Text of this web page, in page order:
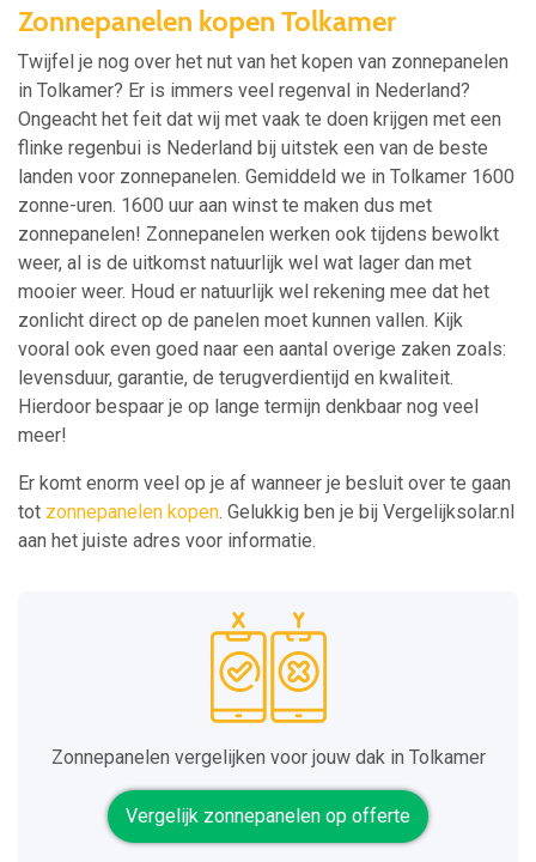
Zonnepanelen kopen Tolkamer
Twijfel je nog over het nut van het kopen van zonnepanelen
in Tolkamer? Er is immers veel regenval in Nederland?
Ongeacht het feit dat wij met vaak te doen krijgen met een
flinke regenbui is Nederland bij uitstek een van de beste
landen voor zonnepanelen. Gemiddeld we in Tolkamer 1600
zonne-uren. 1600 uur aan winst te maken dus met
zonnepanelen! Zonnepanelen werken ook tijdens bewolkt
weer, al is de uitkomst natuurlijk wel wat lager dan met
mooier weer. Houd er natuurlijk wel rekening mee dat het
zonlicht direct op de panelen moet kunnen vallen. Kijk
vooral ook even goed naar een aantal overige zaken zoals:
levensduur, garantie, de terugverdientijd en kwaliteit.
Hierdoor bespaar je op lange termijn denkbaar nog veel
meer!
Er komt enorm veel op je af wanneer je besluit over te gaan
tot zonnepanelen kopen. Gelukkig ben je bij Vergelijksolar.nl
aan het juiste adres voor informatie.
Zonnepanelen vergelijken voor jouw dak in Tolkamer
Vergelijk zonnepanelen op offerte